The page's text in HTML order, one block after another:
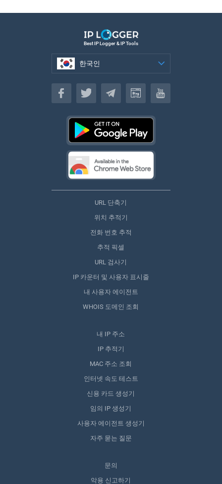
Best IP Logger & IP Tools
한국인
한국인
URL 단축기
위치 추적기
전화 번호 추적
추적 픽셀
URL 검사기
IP 카운터 및 사용자 표시줄
내 사용자 에이전트
WHOIS 도메인 조회
내 IP 주소
IP 추적기
MAC 주소 조회
인터넷 속도 테스트
신용 카드 생성기
임의 IP 생성기
사용자 에이전트 생성기
자주 묻는 질문
문의
악용 신고하기